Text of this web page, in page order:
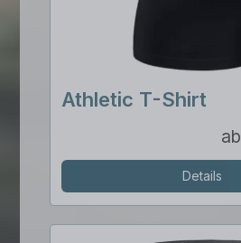
Athletic T-Shirt
ab
Details